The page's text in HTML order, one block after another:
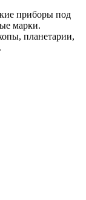
приборы под
марки.
планетарии,